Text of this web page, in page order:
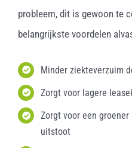
probleem, dit is gewoon te
belangrijkste voordelen
Minder ziekteverzuim
Zorgt voor lagere
Zorgt voor een groener
uitstoot